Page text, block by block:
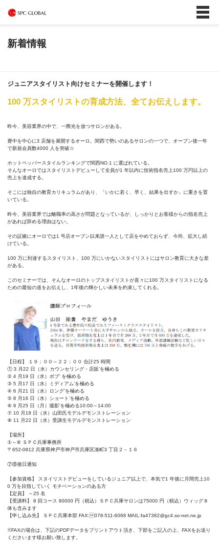
新着情報
ジュニアスタイリスト向けセミナーを開催します！
100 万スタイリストの育成方法、全てお伝えします。
昨今、美容業界の中で、一際光を放つサロンがある。
豊中を中心に3 店舗を展開するオーロ。関西で勢いのあるサロンの一つで、オープン後一年
で新規会員数4000 人を突破☆
ホットペッパースタイルランキングで関西NO.1 に選ばれている。
そんなオーロではスタイリストデビューして全員が1 年以内に技術指名売上100 万円以上の
売上を達成する。
そこには独自の教育カリキュラムがあり、「いかに若く、早く、結果を出すか」に重きを置
いている。
昨今、美容業界では離職率の高さが問題となっているが、しっかりとお客様からの指名売上
があれば辞める理由はない。
その証拠にオーロでは1 号店オープン以来誰一人として店をやめておらず、今尚、拡大し続
けている。
100 万に到達するスタイリスト、100 万にいかないスタイリストにはサロン教育に大きな差
がある。
このセミナーでは、そんなオーロのトップスタイリストが直々に100 万スタイリストになる
ための最短の道をお伝えし、1年後の輝かしい未来を約束してくれる。
【日程】 １９：００～２２：００ 合計25 時間
① 3 月22 日（水）カウンセリング・店販’を極める
② 4 月19 日（水）ボブ’ を極める
③ 5 月17 日（水）ミディアム’を極める
④ 6 月21 日（水）ロング’を極める
⑤ 8 月16 日（水）ショート’を極める
⑥ 9 月25 日（月）撮影’を極める10:00～14:00
⑦ 10 月18 日（水）山田氏モデルデモンストレーション
⑧ 11 月22 日（水）受講生モデルデモンストレーション
【場所】
①～⑥ ＳＰＣ兵庫事務所
〒652-0812 兵庫県神戸市神戸市兵庫区湊町3 丁目２－１６
⑦⑧後日通知
【参加資格】 スタイリストデビューをしているジュニア以上で、本気で1 年後に月間売上10
0 万を目指していく モチベーションのある方
【定員】 ～25 名
【受講料】 8 回コース 90000 円（税込）ＳＰＣ兵庫サロンは75000 円（税込）ウィッグ８
体も含みます
【申し込み先】 ＳＰＣ兵庫本部 FAX: 078-511-6068 MAIL:fa47382@gc4.so-net.ne.jp
※FAXの場合は、下記のPDFデータをプリントアウト頂き、下部をご記入の上、FAXをお送り
くださいます様お願い致します。